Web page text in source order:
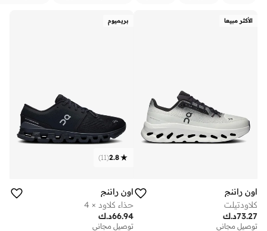
الأكثر مبيعا
اون راننج
كلاودتيلت
د.ك73.27
توصيل مجاني
بريميوم
2.8
(
11
)
اون راننج
حذاء كلاود × 4
د.ك66.94
توصيل مجاني